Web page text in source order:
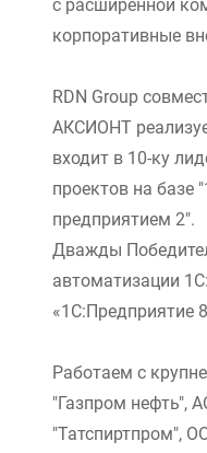
с расширенной
корпоративные
RDN Group
АКСИОНТ
входит в 10-ку
проектов на базе
предприятием 2".
Дважды
автоматизации
«1С:Предприятие
Работаем с
"Газпром нефть",
"Татспиртпром",